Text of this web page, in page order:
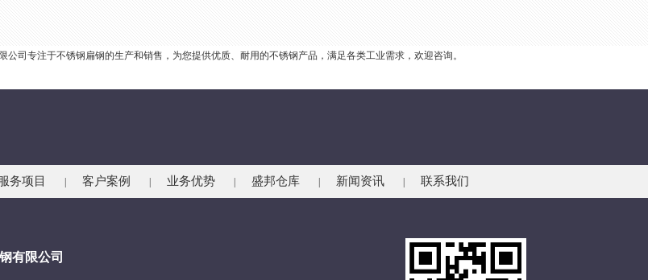
司专注于不锈钢扁钢的生产和销售，为您提供优质、耐用的不锈钢产品，满足各类工业需求，欢迎咨询。
服务项目 客户案例 业务优势 盛邦仓库 新闻资讯 联系我们
有限公司